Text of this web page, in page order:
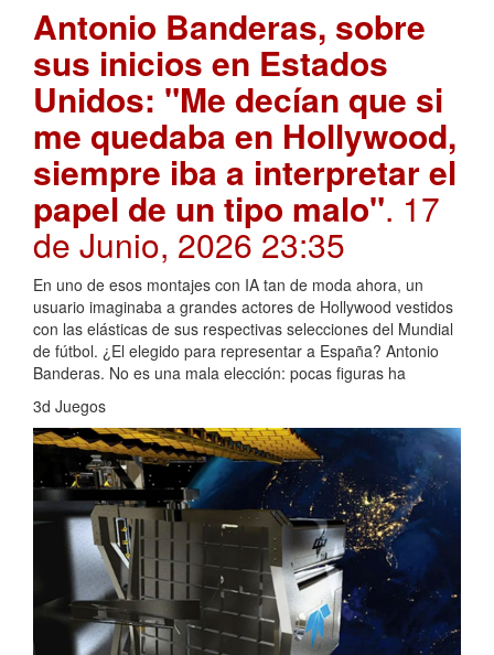
Antonio Banderas, sobre
sus inicios en Estados
Unidos: "Me decían que si
me quedaba en Hollywood,
siempre iba a interpretar el
papel de un tipo malo". 17
de Junio, 2026 23:35
En uno de esos montajes con IA tan de moda ahora, un
usuario imaginaba a grandes actores de Hollywood vestidos
con las elásticas de sus respectivas selecciones del Mundial
de fútbol. ¿El elegido para representar a España? Antonio
Banderas. No es una mala elección: pocas figuras ha
3d Juegos